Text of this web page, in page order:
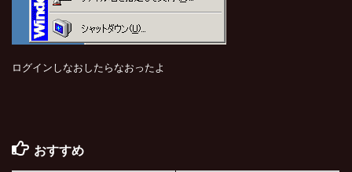
ログインしなおしたらなおったよ
おすすめ